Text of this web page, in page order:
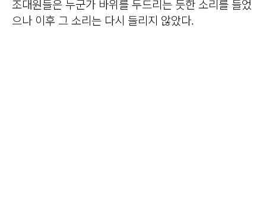
조대원들은 누군가 바위를 두드리는 듯한 소리를 들었
으나 이후 그 소리는 다시 들리지 않았다.